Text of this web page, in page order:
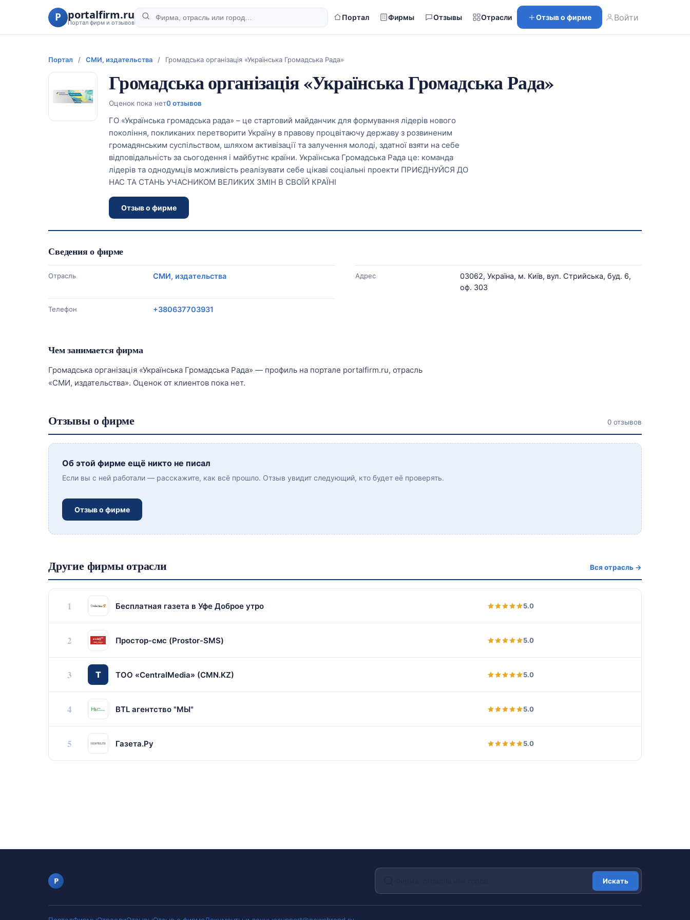
P portalfirm.ru
Портал фирм и отзывов
Портал Фирмы Отзывы Отрасли Отзыв о фирме Войти
Портал / СМИ, издательства / Громадська організація «Українська Громадська Рада»
Громадська організація «Українська Громадська Рада»
Оценок пока нет0 отзывов
ГО «Українська громадська рада» – це стартовий майданчик для формування лідерів нового
покоління, покликаних перетворити Україну в правову процвітаючу державу з розвиненим
громадянським суспільством, шляхом активізації та залучення молоді, здатної взяти на себе
відповідальність за сьогодення і майбутнє країни. Українська Громадська Рада це: команда
лідерів та однодумців можливість реалізувати себе цікаві соціальні проекти ПРИЄДНУЙСЯ ДО
НАС ТА СТАНЬ УЧАСНИКОМ ВЕЛИКИХ ЗМІН В СВОЇЙ КРАЇНІ
Отзыв о фирме
Сведения о фирме
Отрасль СМИ, издательства Адрес
03062, Україна, м. Київ, вул. Стрийська, буд. 6,
оф. 303
Телефон +380637703931
Чем занимается фирма
Громадська організація «Українська Громадська Рада» — профиль на портале portalfirm.ru, отрасль
«СМИ, издательства». Оценок от клиентов пока нет.
Отзывы о фирме 0 отзывов
Об этой фирме ещё никто не писал
Если вы с ней работали — расскажите, как всё прошло. Отзыв увидит следующий, кто будет её проверять.
Отзыв о фирме
Другие фирмы отрасли Вся отрасль →
1 Бесплатная газета в Уфе Доброе утро 5.0
2 Простор-смс (Prostor-SMS) 5.0
3 Т ТОО «CentralMedia» (CMN.KZ) 5.0
4 BTL агентство "МЫ" 5.0
5 Газета.Ру 5.0
P Искать